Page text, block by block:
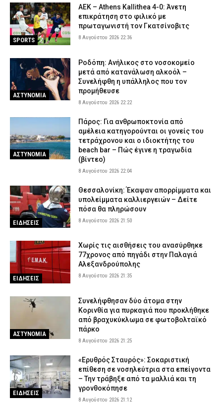
Αττική και την Πανεπιστημιούπολη Ζωγράφου – Θα έβγαζαν
πάνω από 90.000 ευρώ (βίντεο)
ΑΣΤΥΝΟΜΙΑ 8 Αυγούστου 2026 15:06
Δολοφονία 38χρονης στην Κυψέλη: «Δεν μπορούμε να
τον 26χρονο Αφγανό
ΑΣΤΥΝΟΜΙΑ 8 Αυγούστου 2026 14:51
Συνελήφθη μέλος της ρωσόφωνης μαφίας στο Παλαιό Φάληρο –
Εμπλέκεται σε εκβιασμούς και ξυλοδαρμούς επιχειρηματιών
SPORTS
ΑΕΚ – Athens Kallithea 4-0: Άνετη
επικράτηση στο φιλικό με
πρωταγωνιστή τον Γκατσίνοβιτς
8 Αυγούστου 2026 22:36
ΑΣΤΥΝΟΜΙΑ
Ροδόπη: Ανήλικος στο νοσοκομείο
μετά από κατανάλωση αλκοόλ –
Συνελήφθη η υπάλληλος που τον
προμήθευσε
8 Αυγούστου 2026 22:22
ΑΣΤΥΝΟΜΙΑ
Πάρος: Για ανθρωποκτονία από
αμέλεια κατηγορούνται οι γονείς του
τετράχρονου και ο ιδιοκτήτης του
beach bar – Πώς έγινε η τραγωδία
(βίντεο)
8 Αυγούστου 2026 22:04
ΕΙΔΗΣΕΙΣ
Θεσσαλονίκη: Έκαψαν απορρίμματα και
υπολείμματα καλλιεργειών – Δείτε
πόσα θα πληρώσουν
8 Αυγούστου 2026 21:50
ΕΙΔΗΣΕΙΣ
Χωρίς τις αισθήσεις του ανασύρθηκε
77χρονος από πηγάδι στην Παλαγιά
Αλεξανδρούπολης
8 Αυγούστου 2026 21:35
ΑΣΤΥΝΟΜΙΑ
Συνελήφθησαν δύο άτομα στην
Κορινθία για πυρκαγιά που προκλήθηκε
από βραχυκύκλωμα σε φωτοβολταϊκό
πάρκο
8 Αυγούστου 2026 21:25
ΕΙΔΗΣΕΙΣ
«Ερυθρός Σταυρός»: Σοκαριστική
επίθεση σε νοσηλεύτρια στα επείγοντα
– Την τράβηξε από τα μαλλιά και τη
γρονθοκόπησε
8 Αυγούστου 2026 21:12